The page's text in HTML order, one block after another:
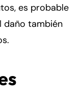
es probable
daño también